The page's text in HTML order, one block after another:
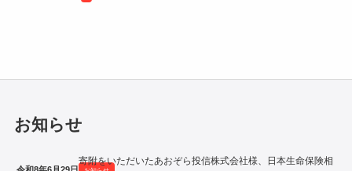
お知らせ
寄附をいただいたあおぞら投信株式会社様、日本生命保険相